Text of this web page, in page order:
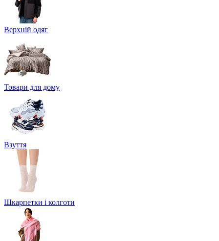
Верхній одяг
Товари для дому
Взуття
Шкарпетки і колготи